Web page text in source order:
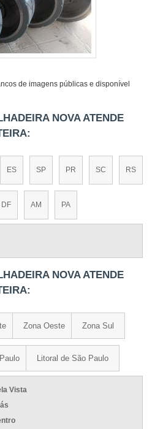
de imagens públicas e disponível
NOVA ATENDE
ES SP PR SC RS
DF AM PA
NOVA ATENDE
Zona Oeste Zona Sul
Litoral de São Paulo
Vista